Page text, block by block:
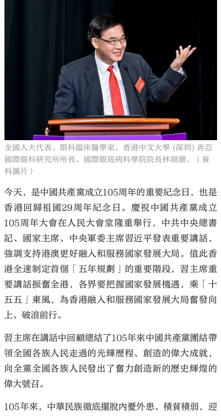
大公文匯
全國人大代表、眼科臨床醫學家、香港中文大學 (深圳) 奔亞
國際眼科研究所所長、國際眼底病科學院院長林順潮。（資
料圖片）
今天，是中國共產黨成立105周年的重要紀念日，也是
香港回歸祖國29周年紀念日。慶祝中國共產黨成立
105周年大會在人民大會堂隆重舉行，中共中央總書
記、國家主席、中央軍委主席習近平發表重要講話，
強調支持港澳更好融入和服務國家發展大局。值此香
港全速制定首個「五年規劃」的重要階段，習主席重
要講話振奮全港，各界要把握國家發展機遇，乘「十
五五」東風，為香港融入和服務國家發展大局奮發向
上、破浪前行。
習主席在講話中回顧總結了105年來中國共產黨團結帶
領全國各族人民走過的光輝歷程、創造的偉大成就，
向全黨全國各族人民發出了奮力創造新的歷史輝煌的
偉大號召。
105年來，中華民族徹底擺脫內憂外患、積貧積弱，迎